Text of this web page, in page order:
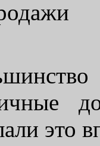
это